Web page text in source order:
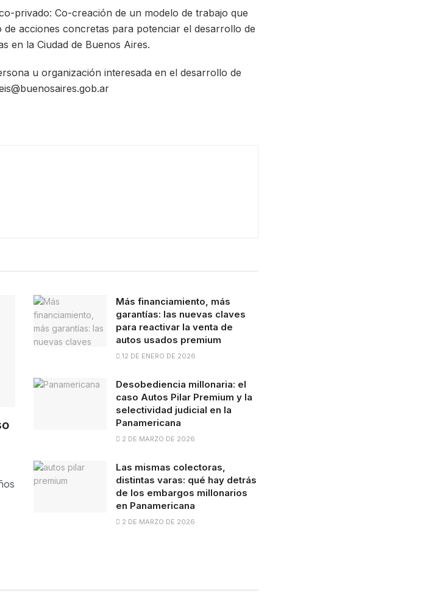
privado: Co-creación de un modelo de trabajo que
acciones concretas para potenciar el desarrollo de
en la Ciudad de Buenos Aires.
u organización interesada en el desarrollo de
Más financiamiento, más
garantías: las nuevas claves
para reactivar la venta de
autos usados premium
12 DE ENERO DE 2026
Desobediencia millonaria: el
caso Autos Pilar Premium y la
selectividad judicial en la
Panamericana
2 DE MARZO DE 2026
Las mismas colectoras,
distintas varas: qué hay detrás
de los embargos millonarios
en Panamericana
2 DE MARZO DE 2026